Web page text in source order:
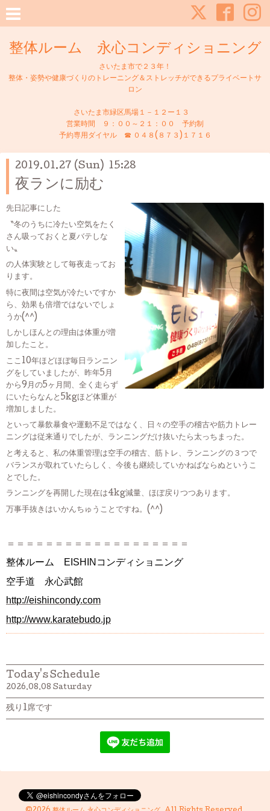
整体ルーム 永心コンディショニング
さいたま市で２３年！
整体・姿勢や健康づくりのトレーニング＆ストレッチができるプライベートサ
ロン
さいたま市緑区馬場１－１２ー１３
営業時間 ９：００～２１：００ 予約制
予約専用ダイヤル ☎ ０４８(８７３)１７１６
2019.01.27 (Sun) 15:28
夜ランに励む
先日記事にした
〝冬のうちに冷たい空気をたく
さん吸っておくと夏バテしな
い〟
の人体実験として毎夜走ってお
ります。
特に夜間は空気が冷たいですか
ら、効果も倍増ではないでしょ
うか(^^)
しかしほんとの理由は体重が増
加したこと。
ここ10年ほどほぼ毎日ランニン
グをしていましたが、昨年5月
から9月の5ヶ月間、全く走らず
にいたらなんと5kgほど体重が
増加しました。
といって暴飲暴食や運動不足ではなく、日々の空手の稽古や筋力トレー
ニングは従来通りでしたが、ランニングだけ抜いたら太っちまった。
と考えると、私の体重管理は空手の稽古、筋トレ、ランニングの３つで
バランスが取れていたらしく、今後も継続していかねばならぬというこ
とでした。
ランニングを再開した現在は4kg減量、ほぼ戻りつつあります。
万事手抜きはいかんちゅうことですね。(^^)
＝＝＝＝＝＝＝＝＝＝＝＝＝＝＝＝＝＝＝
整体ルーム EISHINコンディショニング
空手道 永心武館
http://eishincondy.com
http://www.karatebudo.jp
Today's Schedule
2026.08.08 Saturday
残り1席です